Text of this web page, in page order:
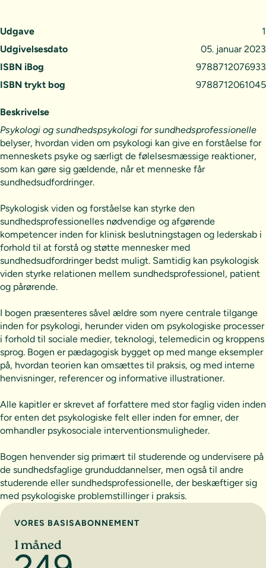
Udgave
1
Udgivelsesdato
05. januar 2023
ISBN iBog
9788712076933
ISBN trykt bog
9788712061045
Beskrivelse
Psykologi og sundhedspsykologi for sundhedsprofessionelle
belyser, hvordan viden om psykologi kan give en forståelse for
menneskets psyke og særligt de følelsesmæssige reaktioner,
som kan gøre sig gældende, når et menneske får
sundhedsudfordringer.
Psykologisk viden og forståelse kan styrke den
sundhedsprofessionelles nødvendige og afgørende
kompetencer inden for klinisk beslutningstagen og lederskab i
forhold til at forstå og støtte mennesker med
sundhedsudfordringer bedst muligt. Samtidig kan psykologisk
viden styrke relationen mellem sundhedsprofessionel, patient
og pårørende.
I bogen præsenteres såvel ældre som nyere centrale tilgange
inden for psykologi, herunder viden om psykologiske processer
i forhold til sociale medier, teknologi, telemedicin og kroppens
sprog. Bogen er pædagogisk bygget op med mange eksempler
på, hvordan teorien kan omsættes til praksis, og med interne
henvisninger, referencer og informative illustrationer.
Alle kapitler er skrevet af forfattere med stor faglig viden inden
for enten det psykologiske felt eller inden for emner, der
omhandler psykosociale interventionsmuligheder.
Bogen henvender sig primært til studerende og undervisere på
de sundhedsfaglige grunduddannelser, men også til andre
studerende eller sundhedsprofessionelle, der beskæftiger sig
med psykologiske problemstillinger i praksis.
Vælg abonnement
VORES BASISABONNEMENT
1 måned